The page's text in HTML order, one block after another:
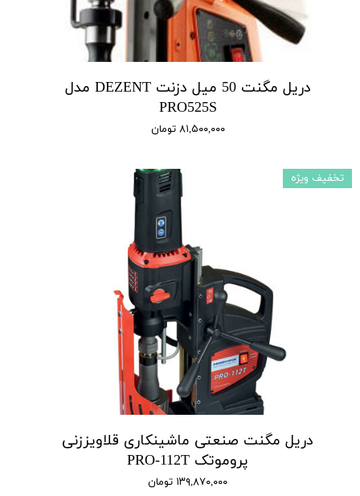
دریل مگنت 50 میل دزنت DEZENT مدل
PRO525S
۸۱,۵۰۰,۰۰۰ تومان
دریل مگنت صنعتی ماشینکاری قلاویززنی
پروموتک PRO-112T
۱۳۹,۸۷۰,۰۰۰ تومان
تخفیف ویژه